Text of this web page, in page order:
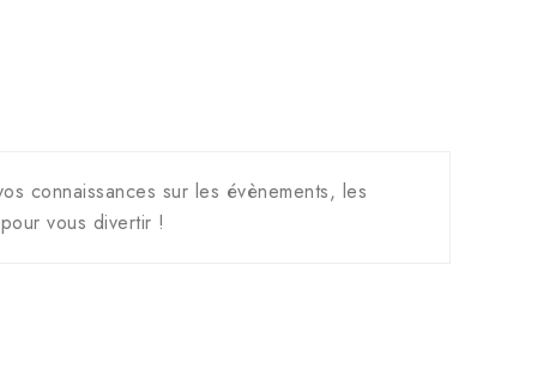
connaissances sur les évènements, les
vous divertir !